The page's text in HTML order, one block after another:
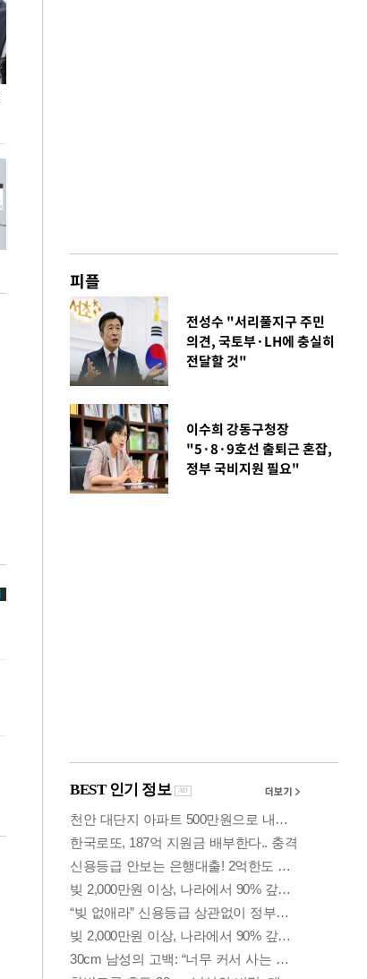
피플
전성수 "서리풀지구 주민
의견, 국토부·LH에 충실히
전달할 것"
이수희 강동구청장
"5·8·9호선 출퇴근 혼잡,
정부 국비지원 필요"